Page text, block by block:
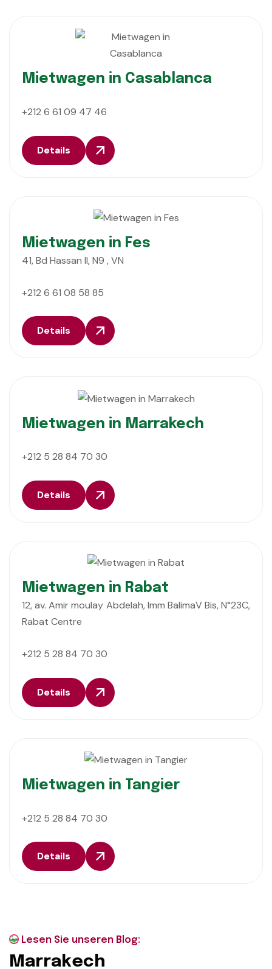
Mietwagen in Casablanca
+212 6 61 09 47 46
Details
Mietwagen in Fes
41, Bd Hassan II, N9 , VN
+212 6 61 08 58 85
Details
Mietwagen in Marrakech
+212 5 28 84 70 30
Details
Mietwagen in Rabat
12, av. Amir moulay Abdelah, Imm BalimaV Bis, N°23C,
Rabat Centre
+212 5 28 84 70 30
Details
Mietwagen in Tangier
+212 5 28 84 70 30
Details
Lesen Sie unseren Blog:
Marrakech